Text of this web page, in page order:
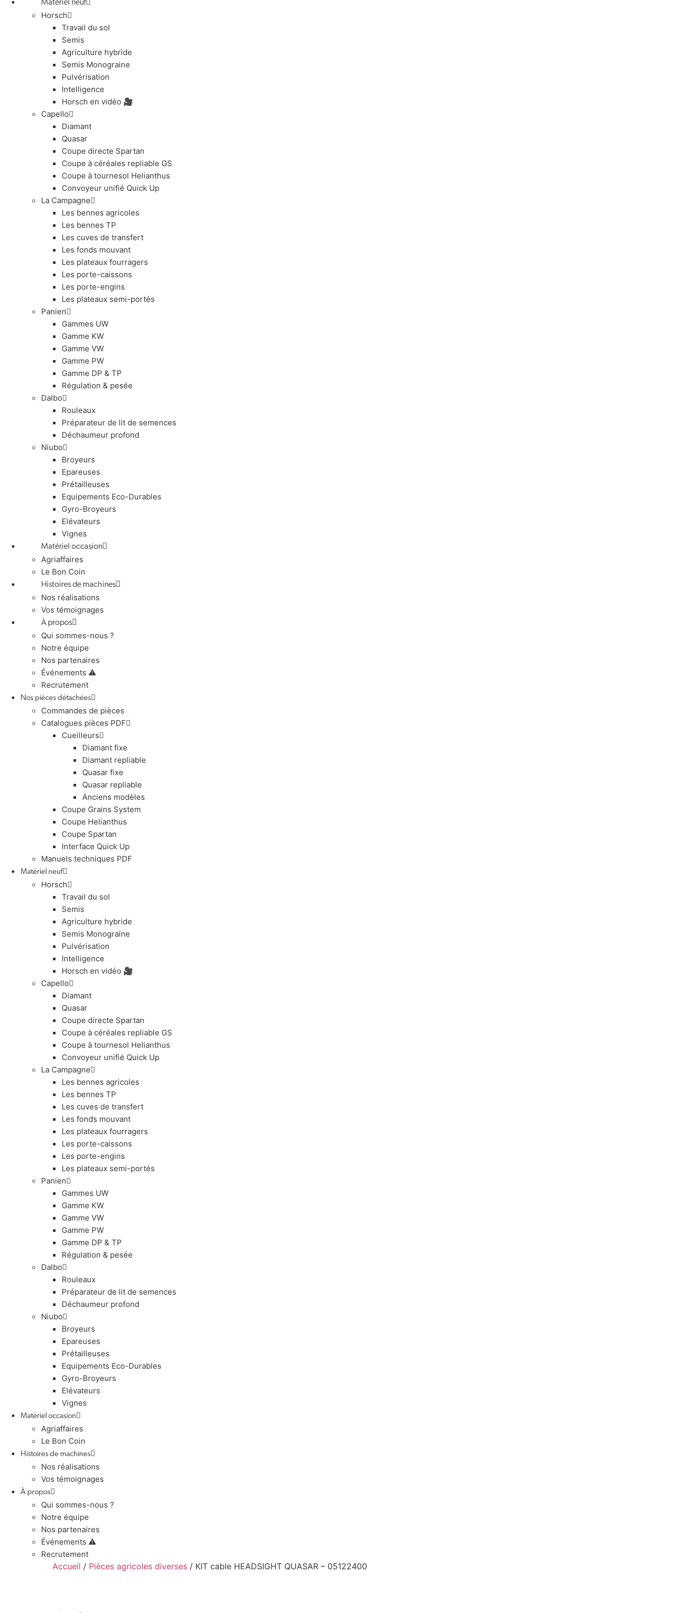
Matériel neuf
Horsch
Travail du sol
Semis
Agriculture hybride
Semis Monograine
Pulvérisation
Intelligence
Horsch en vidéo 🎥
Capello
Diamant
Quasar
Coupe directe Spartan
Coupe à céréales repliable GS
Coupe à tournesol Helianthus
Convoyeur unifié Quick Up
La Campagne
Les bennes agricoles
Les bennes TP
Les cuves de transfert
Les fonds mouvant
Les plateaux fourragers
Les porte-caissons
Les porte-engins
Les plateaux semi-portés
Panien
Gammes UW
Gamme KW
Gamme VW
Gamme PW
Gamme DP & TP
Régulation & pesée
Dalbo
Rouleaux
Préparateur de lit de semences
Déchaumeur profond
Niubo
Broyeurs
Epareuses
Prétailleuses
Equipements Eco-Durables
Gyro-Broyeurs
Elévateurs
Vignes
Matériel occasion
Agriaffaires
Le Bon Coin
Histoires de machines
Nos réalisations
Vos témoignages
À propos
Qui sommes-nous ?
Notre équipe
Nos partenaires
Événements ⚠️
Recrutement
Nos pièces détachées
Commandes de pièces
Catalogues pièces PDF
Cueilleurs
Diamant fixe
Diamant repliable
Quasar fixe
Quasar repliable
Anciens modèles
Coupe Grains System
Coupe Helianthus
Coupe Spartan
Interface Quick Up
Manuels techniques PDF
Matériel neuf
Horsch
Travail du sol
Semis
Agriculture hybride
Semis Monograine
Pulvérisation
Intelligence
Horsch en vidéo 🎥
Capello
Diamant
Quasar
Coupe directe Spartan
Coupe à céréales repliable GS
Coupe à tournesol Helianthus
Convoyeur unifié Quick Up
La Campagne
Les bennes agricoles
Les bennes TP
Les cuves de transfert
Les fonds mouvant
Les plateaux fourragers
Les porte-caissons
Les porte-engins
Les plateaux semi-portés
Panien
Gammes UW
Gamme KW
Gamme VW
Gamme PW
Gamme DP & TP
Régulation & pesée
Dalbo
Rouleaux
Préparateur de lit de semences
Déchaumeur profond
Niubo
Broyeurs
Epareuses
Prétailleuses
Equipements Eco-Durables
Gyro-Broyeurs
Elévateurs
Vignes
Matériel occasion
Agriaffaires
Le Bon Coin
Histoires de machines
Nos réalisations
Vos témoignages
À propos
Qui sommes-nous ?
Notre équipe
Nos partenaires
Événements ⚠️
Recrutement
Accueil / Pièces agricoles diverses / KIT cable HEADSIGHT QUASAR – 05122400